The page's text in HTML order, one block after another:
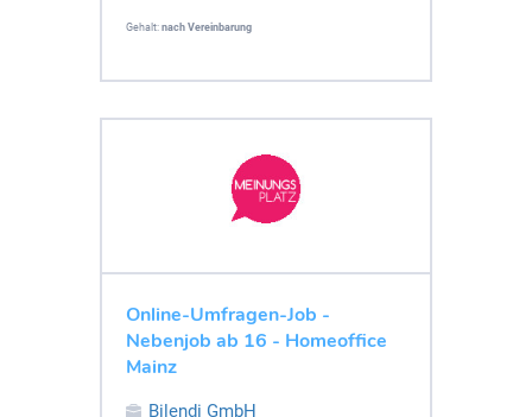
Gehalt: nach Vereinbarung
Online-Umfragen-Job -
Nebenjob ab 16 - Homeoffice
Mainz
Bilendi GmbH